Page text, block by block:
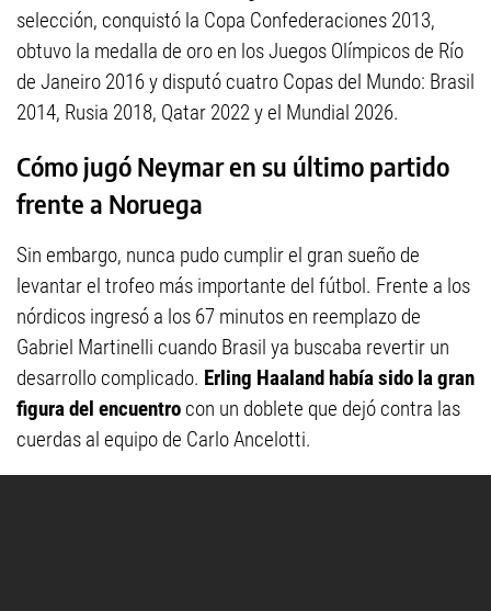
selección, conquistó la Copa Confederaciones 2013,
obtuvo la medalla de oro en los Juegos Olímpicos de Río
de Janeiro 2016 y disputó cuatro Copas del Mundo: Brasil
2014, Rusia 2018, Qatar 2022 y el Mundial 2026.
Cómo jugó Neymar en su último partido
frente a Noruega
Sin embargo, nunca pudo cumplir el gran sueño de
levantar el trofeo más importante del fútbol. Frente a los
nórdicos ingresó a los 67 minutos en reemplazo de
Gabriel Martinelli cuando Brasil ya buscaba revertir un
desarrollo complicado. Erling Haaland había sido la gran
figura del encuentro con un doblete que dejó contra las
cuerdas al equipo de Carlo Ancelotti.